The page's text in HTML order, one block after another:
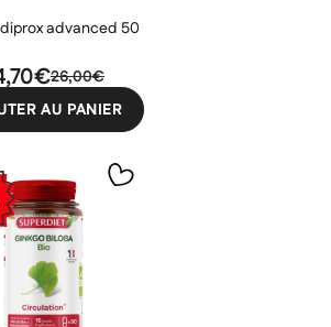
advanced 50
26,00€
AU PANIER